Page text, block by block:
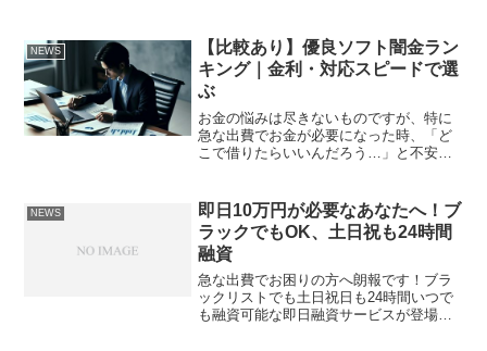
NEWS
【比較あり】優良ソフト闇金ラン
キング｜金利・対応スピードで選
ぶ
お金の悩みは尽きないものですが、特に
急な出費でお金が必要になった時、「ど
こで借りたらいいんだろう…」と不安に
金を借りたいのに、何日も待たされるの
は困ります。もしあな...
NEWS
即日10万円が必要なあなたへ！ブ
ラックでもOK、土日祝も24時間
融資
急な出費でお困りの方へ朗報です！ブラ
ックリストでも土日祝日も24時間いつで
も融資可能な即日融資サービスが登場し